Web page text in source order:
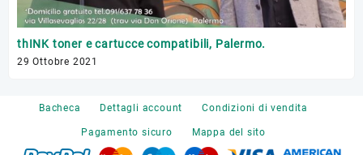
thINK toner e cartucce compatibili, Palermo.
29 Ottobre 2021
Bacheca Dettagli account Condizioni di vendita
Pagamento sicuro Mappa del sito